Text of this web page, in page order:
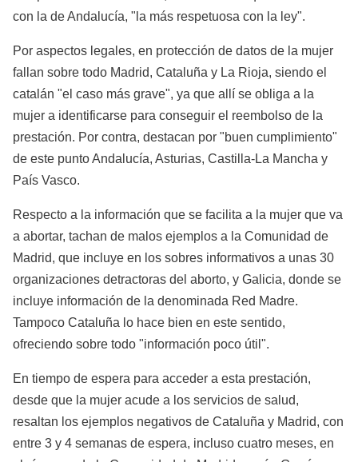
con la de Andalucía, "la más respetuosa con la ley".
Por aspectos legales, en protección de datos de la mujer
fallan sobre todo Madrid, Cataluña y La Rioja, siendo el
catalán "el caso más grave", ya que allí se obliga a la
mujer a identificarse para conseguir el reembolso de la
prestación. Por contra, destacan por "buen cumplimiento"
de este punto Andalucía, Asturias, Castilla-La Mancha y
País Vasco.
Respecto a la información que se facilita a la mujer que va
a abortar, tachan de malos ejemplos a la Comunidad de
Madrid, que incluye en los sobres informativos a unas 30
organizaciones detractoras del aborto, y Galicia, donde se
incluye información de la denominada Red Madre.
Tampoco Cataluña lo hace bien en este sentido,
ofreciendo sobre todo "información poco útil".
En tiempo de espera para acceder a esta prestación,
desde que la mujer acude a los servicios de salud,
resaltan los ejemplos negativos de Cataluña y Madrid, con
entre 3 y 4 semanas de espera, incluso cuatro meses, en